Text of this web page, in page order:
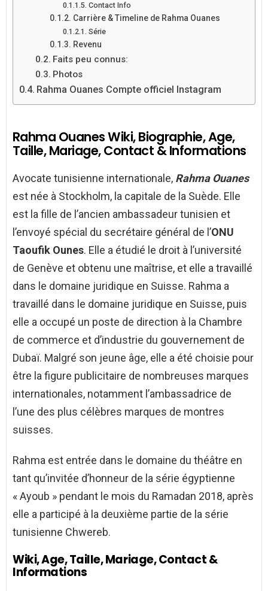
Contact Info
Carrière & Timeline de Rahma Ouanes
Série
Revenu
Faits peu connus:
Photos
Rahma Ouanes Compte officiel Instagram
Rahma Ouanes Wiki, Biographie, Age,
Taille, Mariage, Contact & Informations
Avocate tunisienne internationale, Rahma Ouanes
est née à Stockholm, la capitale de la Suède. Elle
est la fille de l’ancien ambassadeur tunisien et
l’envoyé spécial du secrétaire général de l’ONU
Taoufik Ounes. Elle a étudié le droit à l’université
de Genève et obtenu une maîtrise, et elle a travaillé
dans le domaine juridique en Suisse. Rahma a
travaillé dans le domaine juridique en Suisse, puis
elle a occupé un poste de direction à la Chambre
de commerce et d’industrie du gouvernement de
Dubaï. Malgré son jeune âge, elle a été choisie pour
être la figure publicitaire de nombreuses marques
internationales, notamment l’ambassadrice de
l’une des plus célèbres marques de montres
suisses.
Rahma est entrée dans le domaine du théâtre en
tant qu’invitée d’honneur de la série égyptienne
« Ayoub » pendant le mois du Ramadan 2018, après
elle a participé à la deuxième partie de la série
tunisienne Chwereb.
Wiki, Age, Taille, Mariage, Contact &
Informations